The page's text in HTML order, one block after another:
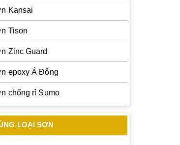
Kansai
Tison
Zinc Guard
epoxy Á Đông
chống rỉ Sumo
LOẠI SƠN